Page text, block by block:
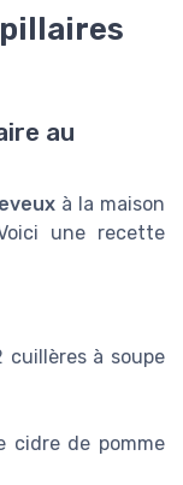
au
à la maison
une recette
à soupe
cidre de pomme